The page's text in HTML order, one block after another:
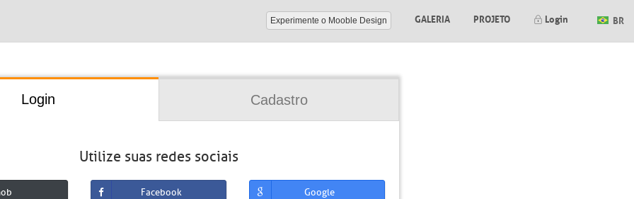
Experimente o Mooble Design GALERIA PROJETO Login BR
Login Cadastro
Utilize suas redes sociais
Facebook Google